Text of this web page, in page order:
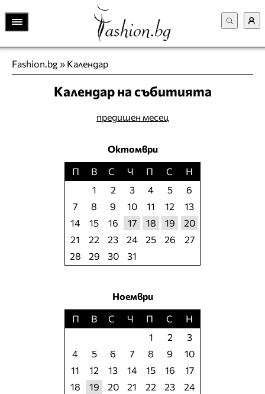
Fashion.bg» Календар
Календар на събитията
предишен месец
Октомври
П
В С Ч П С
Н
1
2 3 4 5
6
7
8 9 10 11 12
13
14
15 16 17 18 19
20
21
22 23 24 25 26
27
28
29 30 31
Ноември
П
В С Ч П С
Н
1
2
3
4
5 6 7 8 9
10
11
12 13 14 15 16
17
18
19 20 21 22 23
24